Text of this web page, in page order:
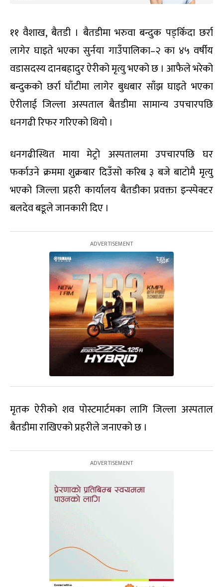
११ वैशाख, बैतडी । बैतडीमा भरुवा बन्दुक पड्किँदा छर्रा
लागेर घाइते भएका सुर्नया गाउँपालिका–२ का ४५ वर्षीय
वडासदस्य दानबहादुर ऐरीको मृत्यु भएको छ । आफैले भरेको
बन्दुकको छर्रा घाँटीमा लागेर बुधबार साँझ घाइते भएका
ऐरीलाई जिल्ला अस्पताल बैतडीमा सामान्य उपचारपछि
धनगढी रिफर गरिएको थियो ।
धनगढीस्थित माया मेट्रो अस्पतालमा उपचारपछि घर
फर्काउने क्रममा शुक्रबार दिउँसो करिब ३ बजे बाटोमै मृत्यु
भएको जिल्ला प्रहरी कार्यालय बैतडीका प्रवक्ता इन्स्पेक्टर
बलदेव बडूले जानकारी दिए ।
मृतक ऐरीको शव पोस्टमार्टमका लागि जिल्ला अस्पताल
बैतडीमा राखिएको प्रहरीले जनाएको छ ।